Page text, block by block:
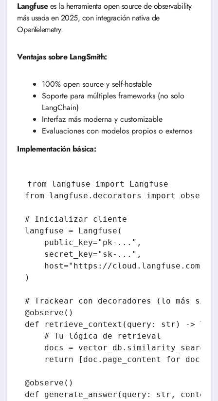
Langfusees la herramienta open source de observability
más usada en 2025, con integración nativa de
OpenTelemetry.
Ventajas sobre LangSmith:
100% open source y self-hostable
Soporte para múltiples frameworks (no solo
LangChain)
Interfaz más moderna y customizable
Evaluaciones con modelos propios o externos
Implementación básica:
from langfuse import Langfuse
from langfuse.decorators import observe
# Inicializar cliente
langfuse = Langfuse(
    public_key="pk-...",
    secret_key="sk-...",
host="https://cloud.langfuse.com"
)
# Trackear con decoradores (lo más
@observe()
def retrieve_context(query: str) ->
    # Tu lógica de retrieval
docs =
return [doc.page_content for doc in
@observe()
def generate_answer(query: str,